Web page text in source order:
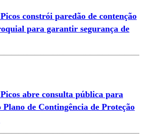
constrói paredão de contenção
para garantir segurança de
abre consulta pública para
Plano de Contingência de Proteção